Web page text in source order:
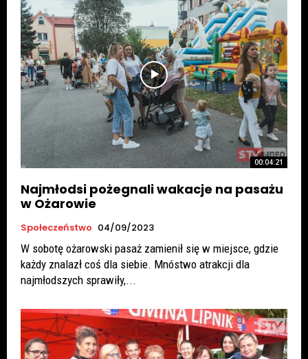
00:04:21
Najmłodsi pożegnali wakacje na pasażu
w Ożarowie
Społeczeństwo 04/09/2023
W sobotę ożarowski pasaż zamienił się w miejsce, gdzie
każdy znalazł coś dla siebie. Mnóstwo atrakcji dla
najmłodszych sprawiły,...